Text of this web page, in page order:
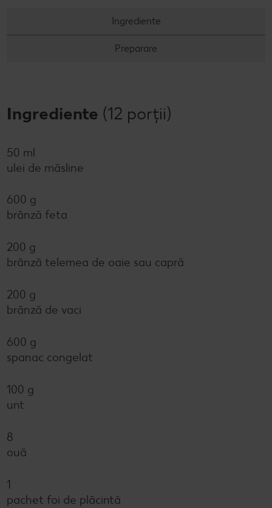
Ingrediente
Preparare
Ingrediente (12 porții)
50 ml
ulei de măsline
600 g
brânză feta
200 g
brânză telemea de oaie sau capră
200 g
brânză de vaci
600 g
spanac congelat
100 g
unt
8
ouă
1
pachet foi de plăcintă